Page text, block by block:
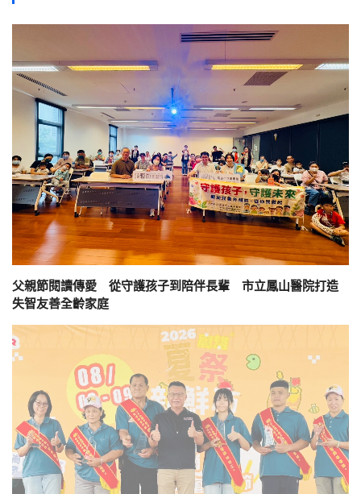
父親節閱讀傳愛 從守護孩子到陪伴長輩 市立鳳山醫院打造
失智友善全齡家庭